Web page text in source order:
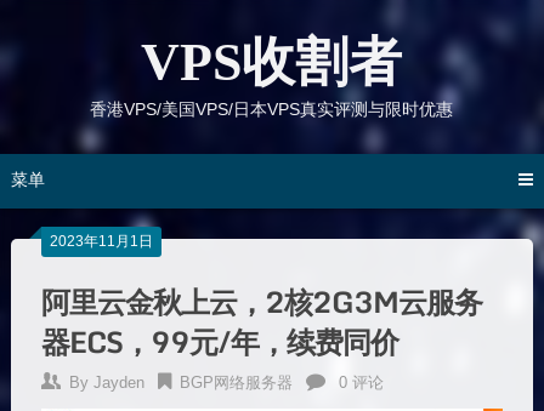
VPS收割者
香港VPS/美国VPS/日本VPS真实评测与限时优惠
菜单
2023年11月1日
阿里云金秋上云，2核2G3M云服务
器ECS，99元/年，续费同价
By Jayden BGP网络服务器 0 评论